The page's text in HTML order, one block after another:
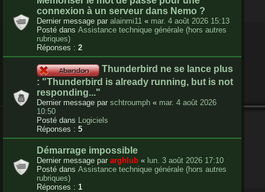
connexion à un serveur dans Nemo ?
Dernier message par alainmi11 « mar. 4 août 2026 15:13
Posté dans Assistance technique générale (hors autres
rubriques)
Réponses : 2
Thunderbird ne se lance plus
: "Thunderbird is already running, but is not
responding..."
Dernier message par schtroumph « mar. 4 août 2026
10:50
Posté dans Logiciels
Réponses : 5
Démarrage impossible
Dernier message par arghlub « lun. 3 août 2026 17:10
Posté dans Assistance technique générale (hors autres
rubriques)
Réponses : 1